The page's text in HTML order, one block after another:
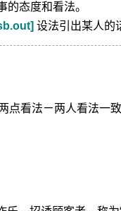
的态度和看法。
设法引出某人的
点看法ㄧ两人看法一